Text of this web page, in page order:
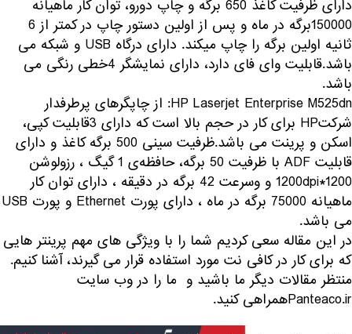
دارای ظرفیت کاغذ 650 برگه و چاپ دورو، توان کار ماهیانه
150000برگه در ماه و پس از اولین دستور چاپ در کمتر از 6
ثانیه اولین برگه را چاپ میکند. دارای درگاه USB و شبکه می
باشد.قابلیت وای فای دارد، دارای نمایشگر 4خطی رنگی می
باشد.
HP Laserjet Enterprise M525dn: از چاپگرهای پرطرفدار
شرکتHP برای کار در حجم بالا است که دارای 3قابلیت کپی،
اسکن و پرینت می باشد.ظرفیت سینی 500 برگه کاغذ و دارای
قابلیت ADF با ظرفیت 50 برگه، حافظه‌ی 1 گیگ ، رزولوشن
1200*1200dpi و وسرعت 42 برگه در دقیقه ، دارای توان کار
ماهیانه 75000 برگه در ماه ، دارای پورت Ethernet و پورت USB
می باشد.
در این مقاله سعی کردیم شما را با ویژگی های مهم پرینتر هایی
که برای کار در کافی نت مورد استفاده قرار می گیرند، آشنا کنیم.
منتظر مقالات دیگر ما باشید و ما را در وب سایت
Panteaco.irهمراهی کنید.